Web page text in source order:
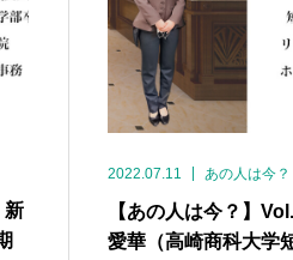
新
2022.07.11 あの人は今？
【あの人は今？】
愛華（高崎商科大学